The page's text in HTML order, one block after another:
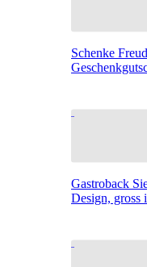
Schenke
Gastroback
Design, gross